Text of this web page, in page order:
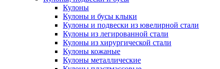
Кулоны
Кулоны и бусы клыки
Кулоны и подвески из ювелирной стали
Кулоны из легированной стали
Кулоны из хирургической стали
Кулоны кожаные
Кулоны металлические